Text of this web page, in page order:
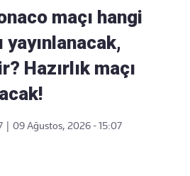
maçı hangi
yayınlanacak,
Hazırlık maçı
09 Ağustos, 2026 - 15:07